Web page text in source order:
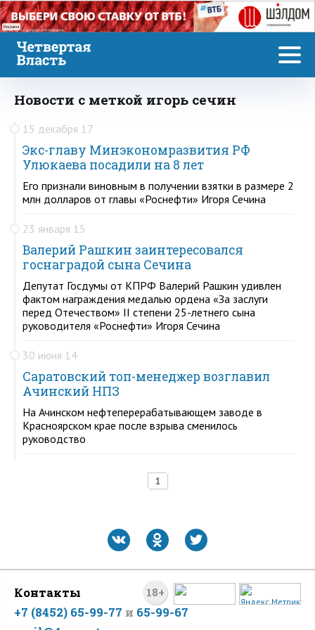
Реклама
Новости с меткой игорь сечин
15 декабря 17
Экс-главу Минэкономразвития РФ
Улюкаева посадили на 8 лет
Его признали виновным в получении взятки в размере 2
млн долларов от главы «Роснефти» Игоря Сечина
23 января 15
Валерий Рашкин заинтересовался
госнаградой сына Сечина
Депутат Госдумы от КПРФ Валерий Рашкин удивлен
фактом награждения медалью ордена «За заслуги
перед Отечеством» II степени 25-летнего сына
руководителя «Роснефти» Игоря Сечина
30 июня 14
Саратовский топ-менеджер возглавил
Ачинский НПЗ
На Ачинском нефтеперерабатывающем заводе в
Красноярском крае после взрыва сменилось
руководство
1
18+
Контакты
+7 (8452) 65-99-77 и 65-99-67